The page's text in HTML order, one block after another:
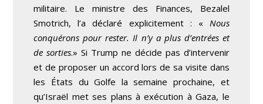
militaire. Le ministre des Finances, Bezalel
Smotrich, l’a déclaré explicitement : « Nous
conquérons pour rester. Il n’y a plus d’entrées et
de sorties.» Si Trump ne décide pas d’intervenir
et de proposer un accord lors de sa visite dans
les États du Golfe la semaine prochaine, et
qu’Israël met ses plans à exécution à Gaza, le